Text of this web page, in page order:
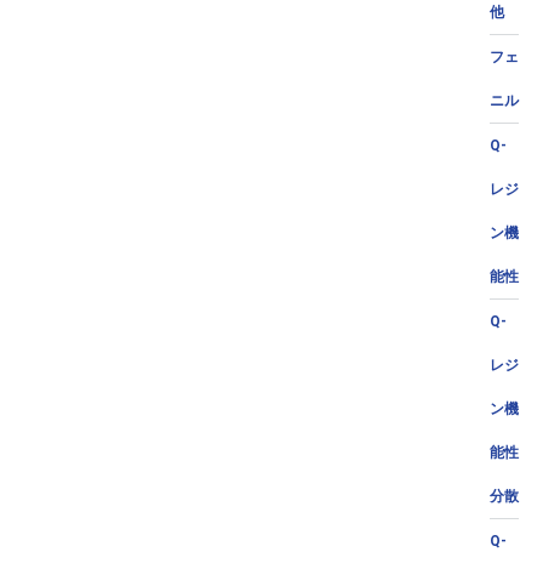
他
フェ
ニル
Q-
レジ
ン機
能性
Q-
レジ
ン機
能性
分散
Q-